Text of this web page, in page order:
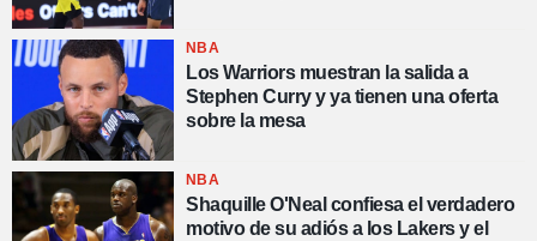
NBA
Los Warriors muestran la salida a
Stephen Curry y ya tienen una oferta
sobre la mesa
NBA
Shaquille O'Neal confiesa el verdadero
motivo de su adiós a los Lakers y el